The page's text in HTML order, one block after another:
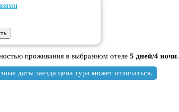
проживания в выбранном отеле 5 дней/4 ночи.
даты заезда цена тура может отличаться.